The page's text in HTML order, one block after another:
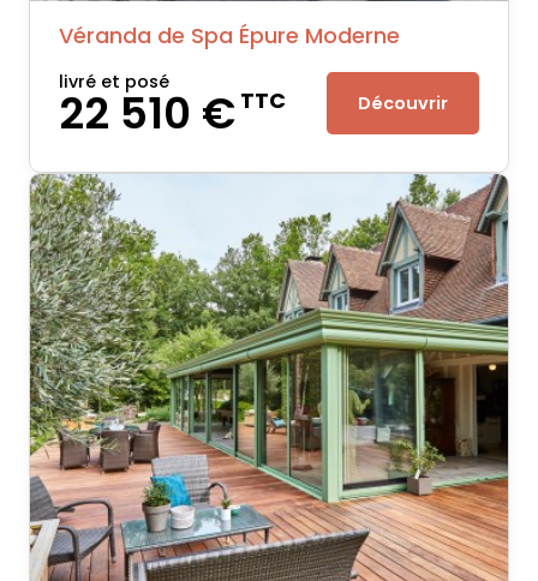
Véranda de Spa Épure Moderne
livré et posé
22 510 €TTC Découvrir